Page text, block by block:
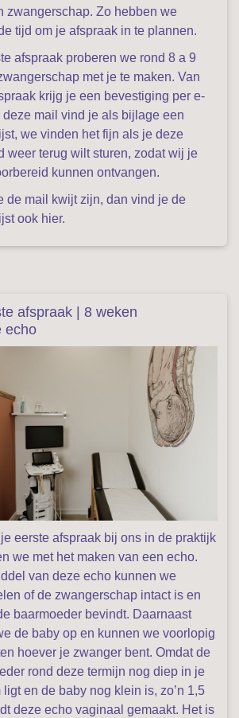
zwangerschap. Zo hebben we
tijd om je afspraak in te plannen.
afspraak proberen we rond 8 a 9
met je te maken. Van
krijg je een bevestiging per e-
deze mail vind je als bijlage een
we vinden het fijn als je deze
weer terug wilt sturen, zodat wij je
kunnen ontvangen.
de mail kwijt zijn, dan vind je de
ook hier.
afspraak | 8 weken
echo
eerste afspraak bij ons in de praktijk
we met het maken van een echo.
van deze echo kunnen we
of de zwangerschap intact is en
baarmoeder bevindt. Daarnaast
de baby op en kunnen we voorlopig
hoever je zwanger bent. Omdat de
rond deze termijn nog diep in je
ligt en de baby nog klein is, zo’n 1,5
deze echo vaginaal gemaakt. Het is